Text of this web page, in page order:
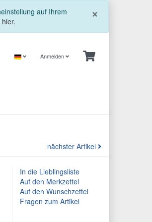
×
auf Ihrem
Anmelden
nächster Artikel
In die Lieblingsliste
Auf den Merkzettel
Auf den Wunschzettel
Fragen zum Artikel